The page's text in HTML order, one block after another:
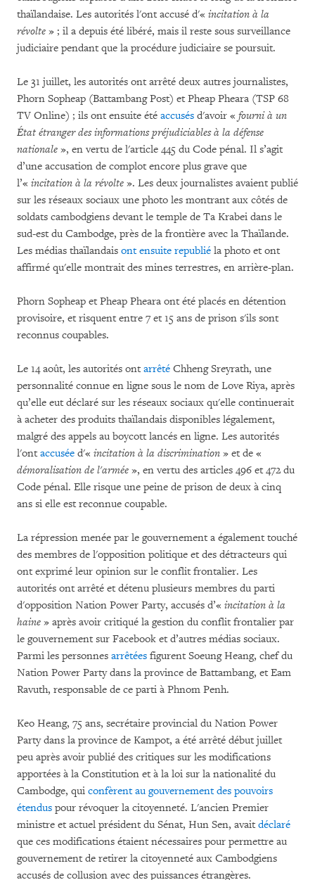
thaïlandaise. Les autorités l'ont accusé d'« incitation à la
révolte » ; il a depuis été libéré, mais il reste sous surveillance
judiciaire pendant que la procédure judiciaire se poursuit.
Le 31 juillet, les autorités ont arrêté deux autres journalistes,
Phorn Sopheap (Battambang Post) et Pheap Pheara (TSP 68
TV Online) ; ils ont ensuite été accusés d'avoir « fourni à un
État étranger des informations préjudiciables à la défense
nationale », en vertu de l'article 445 du Code pénal. Il s’agit
d’une accusation de complot encore plus grave que
l’« incitation à la révolte ». Les deux journalistes avaient publié
sur les réseaux sociaux une photo les montrant aux côtés de
soldats cambodgiens devant le temple de Ta Krabei dans le
sud-est du Cambodge, près de la frontière avec la Thaïlande.
Les médias thaïlandais ont ensuite republié la photo et ont
affirmé qu'elle montrait des mines terrestres, en arrière-plan.
Phorn Sopheap et Pheap Pheara ont été placés en détention
provisoire, et risquent entre 7 et 15 ans de prison s'ils sont
reconnus coupables.
Le 14 août, les autorités ont arrêté Chheng Sreyrath, une
personnalité connue en ligne sous le nom de Love Riya, après
qu’elle eut déclaré sur les réseaux sociaux qu'elle continuerait
à acheter des produits thaïlandais disponibles légalement,
malgré des appels au boycott lancés en ligne. Les autorités
l'ont accusée d'« incitation à la discrimination » et de «
démoralisation de l'armée », en vertu des articles 496 et 472 du
Code pénal. Elle risque une peine de prison de deux à cinq
ans si elle est reconnue coupable.
La répression menée par le gouvernement a également touché
des membres de l'opposition politique et des détracteurs qui
ont exprimé leur opinion sur le conflit frontalier. Les
autorités ont arrêté et détenu plusieurs membres du parti
d'opposition Nation Power Party, accusés d’« incitation à la
haine » après avoir critiqué la gestion du conflit frontalier par
le gouvernement sur Facebook et d’autres médias sociaux.
Parmi les personnes arrêtées figurent Soeung Heang, chef du
Nation Power Party dans la province de Battambang, et Eam
Ravuth, responsable de ce parti à Phnom Penh.
Keo Heang, 75 ans, secrétaire provincial du Nation Power
Party dans la province de Kampot, a été arrêté début juillet
peu après avoir publié des critiques sur les modifications
apportées à la Constitution et à la loi sur la nationalité du
Cambodge, qui confèrent au gouvernement des pouvoirs
étendus pour révoquer la citoyenneté. L'ancien Premier
ministre et actuel président du Sénat, Hun Sen, avait déclaré
que ces modifications étaient nécessaires pour permettre au
gouvernement de retirer la citoyenneté aux Cambodgiens
accusés de collusion avec des puissances étrangères.